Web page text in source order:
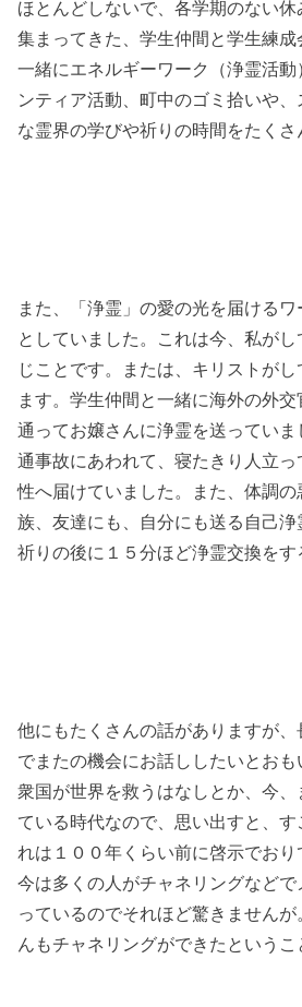
ほとんどしないで、各学期のない
集まってきた、学生仲間と学生練
一緒にエネルギーワーク（浄霊活
ンティア活動、町中のゴミ拾いや、
な霊界の学びや祈りの時間をたくさ
また、「浄霊」の愛の光を届ける
としていました。これは今、私が
じことです。または、キリストがし
ます。学生仲間と一緒に海外の外
通ってお嬢さんに浄霊を送ってい
通事故にあわれて、寝たきり人立
性へ届けていました。また、体調
族、友達にも、自分にも送る自己
祈りの後に１５分ほど浄霊交換をす
他にもたくさんの話がありますが
でまたの機会にお話ししたいとお
衆国が世界を救うはなしとか、今
ている時代なので、思い出すと、
れは１００年くらい前に啓示でおり
今は多くの人がチャネリングなど
っているのでそれほど驚きませんが
んもチャネリングができたというこ